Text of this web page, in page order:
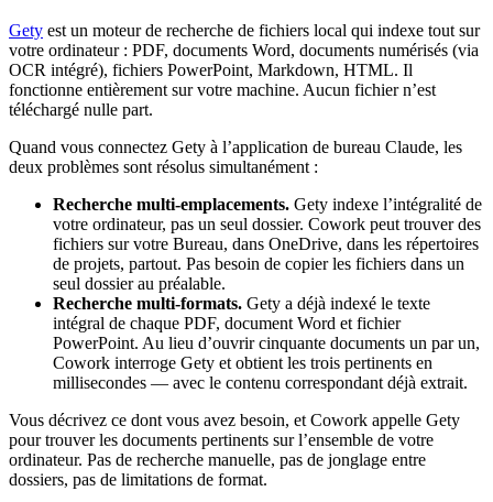
Gety est un moteur de recherche de fichiers local qui indexe tout sur
votre ordinateur : PDF, documents Word, documents numérisés (via
OCR intégré), fichiers PowerPoint, Markdown, HTML. Il
fonctionne entièrement sur votre machine. Aucun fichier n’est
téléchargé nulle part.
Quand vous connectez Gety à l’application de bureau Claude, les
deux problèmes sont résolus simultanément :
Recherche multi-emplacements. Gety indexe l’intégralité de
votre ordinateur, pas un seul dossier. Cowork peut trouver des
fichiers sur votre Bureau, dans OneDrive, dans les répertoires
de projets, partout. Pas besoin de copier les fichiers dans un
seul dossier au préalable.
Recherche multi-formats. Gety a déjà indexé le texte
intégral de chaque PDF, document Word et fichier
PowerPoint. Au lieu d’ouvrir cinquante documents un par un,
Cowork interroge Gety et obtient les trois pertinents en
millisecondes — avec le contenu correspondant déjà extrait.
Vous décrivez ce dont vous avez besoin, et Cowork appelle Gety
pour trouver les documents pertinents sur l’ensemble de votre
ordinateur. Pas de recherche manuelle, pas de jonglage entre
dossiers, pas de limitations de format.